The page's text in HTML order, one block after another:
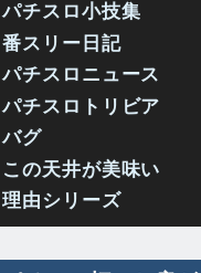
パチスロ小技集
番スリー日記
パチスロニュース
パチスロトリビア
バグ
この天井が美味い
理由シリーズ